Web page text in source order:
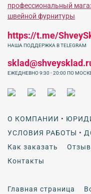
О КОМПАНИИ •
УСЛОВИЯ РАБОТЫ •
Как заказать
Контакты
Главная страница
https://t.me/
НАША ПОДДЕРЖКА В TELEGRAM
ЕЖЕДНЕВНО 9:30 - 20:00 ПО